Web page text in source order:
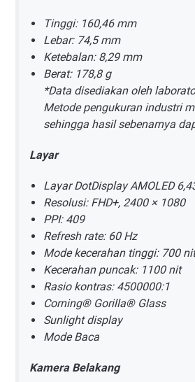
Tinggi: 160,46 mm
Lebar: 74,5 mm
Ketebalan: 8,29 mm
Berat: 178,8 g
*Data disediakan oleh
Metode pengukuran industri
sehingga hasil sebenarnya
Layar
Layar DotDisplay AMOLED
Resolusi: FHD+, 2400 × 1080
PPI: 409
Refresh rate: 60 Hz
Mode kecerahan tinggi: 700 nit
Kecerahan puncak: 1100 nit
Rasio kontras: 4500000:1
Corning® Gorilla® Glass
Sunlight display
Mode Baca
Kamera Belakang